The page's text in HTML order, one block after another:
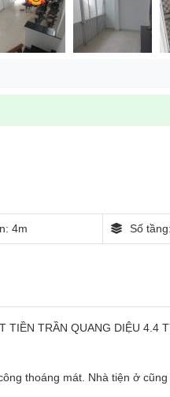
4m Số
TIỀN TRẦN QUANG DIỆU 4.4
thoáng mát. Nhà tiện ở cũng